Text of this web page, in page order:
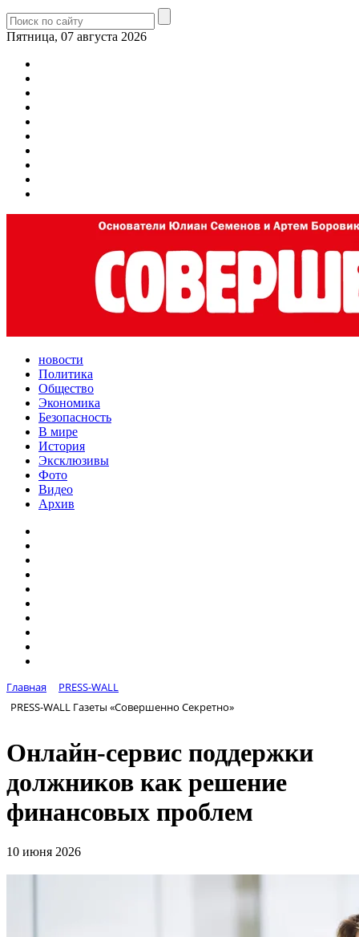
Пятница, 07 августа 2026
новости
Политика
Общество
Экономика
Безопасность
В мире
История
Эксклюзивы
Фото
Видео
Архив
Главная
PRESS-WALL
PRESS-WALL Газеты «Совершенно Секретно»
Онлайн-сервис поддержки
должников как решение
финансовых проблем
10 июня 2026